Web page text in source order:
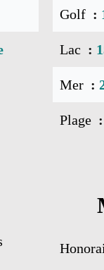
Golf
Lac
Mer
Plage